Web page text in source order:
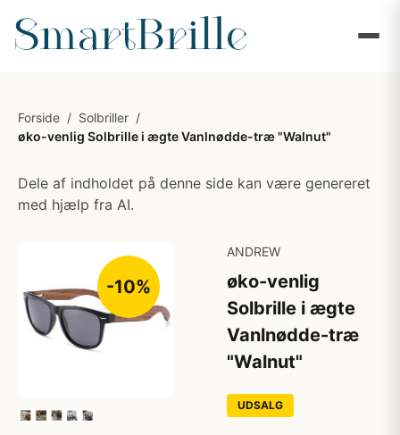
Forside / Solbriller /
øko-venlig Solbrille i ægte Vanlnødde-træ "Walnut"
Dele af indholdet på denne side kan være genereret
med hjælp fra AI.
-10%
ANDREW
øko-venlig
Solbrille i ægte
Vanlnødde-træ
"Walnut"
UDSALG